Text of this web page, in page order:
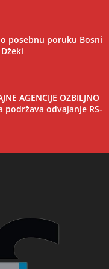
posebnu poruku Bosni
AGENCIJE OZBILJNO
podržava odvajanje RS-